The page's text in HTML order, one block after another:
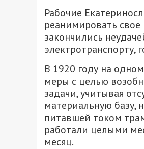
Рабочие
реанимировать
закончились
электротранспорту,
В 1920 году на
меры с целью
задачи, учитывая
материальную базу,
питавшей током
работали целыми
месяц.